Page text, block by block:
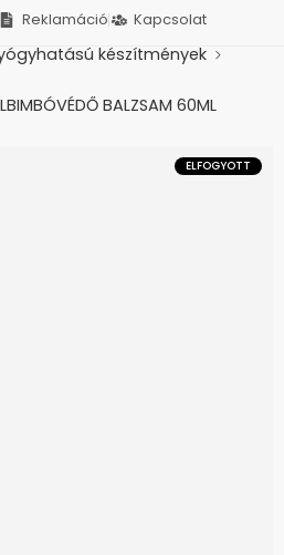
Reklamáció Kapcsolat
készítmények
BALZSAM 60ML
ELFOGYOTT